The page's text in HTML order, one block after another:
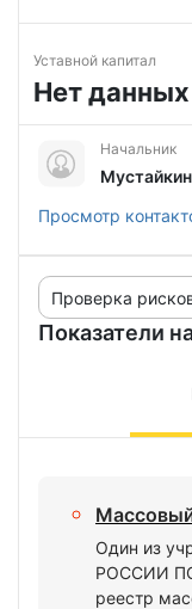
Уставной капитал
Нет данных
Начальник
Просмотр
Показатели
Проверка
Один из
РОССИИ
реестр